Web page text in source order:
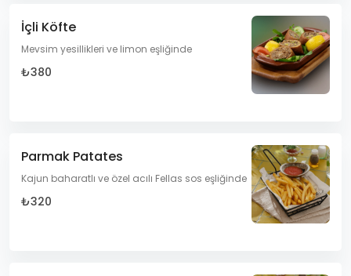
İçli Köfte
Mevsim yesillikleri ve limon eşliğinde
₺380
Parmak Patates
Kajun baharatlı ve özel acılı Fellas sos eşliğinde
₺320